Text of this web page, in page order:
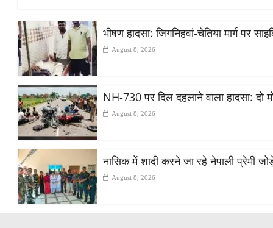
भीषण हादसा: जिगनिहवां-चेतिया मार्ग
August 8, 2026
NH-730 पर दिल दहलाने वाला हादसा: दो
August 8, 2026
नासिक में शादी करने जा रहे नेपाली प्रेमी
August 8, 2026